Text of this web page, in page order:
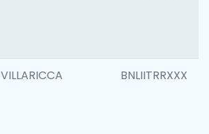
VILLARICCA BNLIITRRXXX